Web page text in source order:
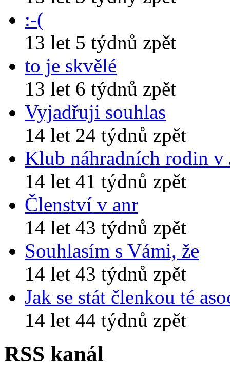
:-(
13 let 5 týdnů zpět
to je skvělé
13 let 6 týdnů zpět
Vyjadřuji souhlas
14 let 24 týdnů zpět
Klub náhradních rodin v
14 let 41 týdnů zpět
Členství v anr
14 let 43 týdnů zpět
Souhlasím s Vámi, že
14 let 43 týdnů zpět
Jak se stát členkou té
14 let 44 týdnů zpět
RSS kanál